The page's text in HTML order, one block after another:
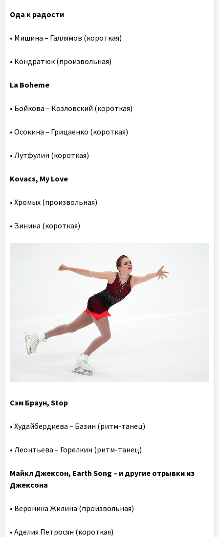
Ода к радости
• Мишина – Галлямов (короткая)
• Кондратюк (произвольная)
La Boheme
• Бойкова – Козловский (короткая)
• Осокина – Грицаенко (короткая)
• Лутфулин (короткая)
Kovacs, My Love
• Хромых (произвольная)
• Зинина (короткая)
Сэм Браун, Stop
• Худайбердиева – Базин (ритм-танец)
• Леонтьева – Горелкин (ритм-танец)
Майкл Джексон, Earth Song – и другие отрывки из
Джексона
• Вероника Жилина (произвольная)
• Аделия Петросян (короткая)